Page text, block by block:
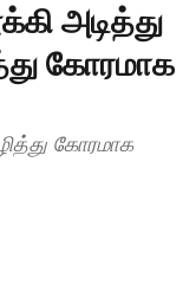
அடித்து
கோரமாக
கோரமாக